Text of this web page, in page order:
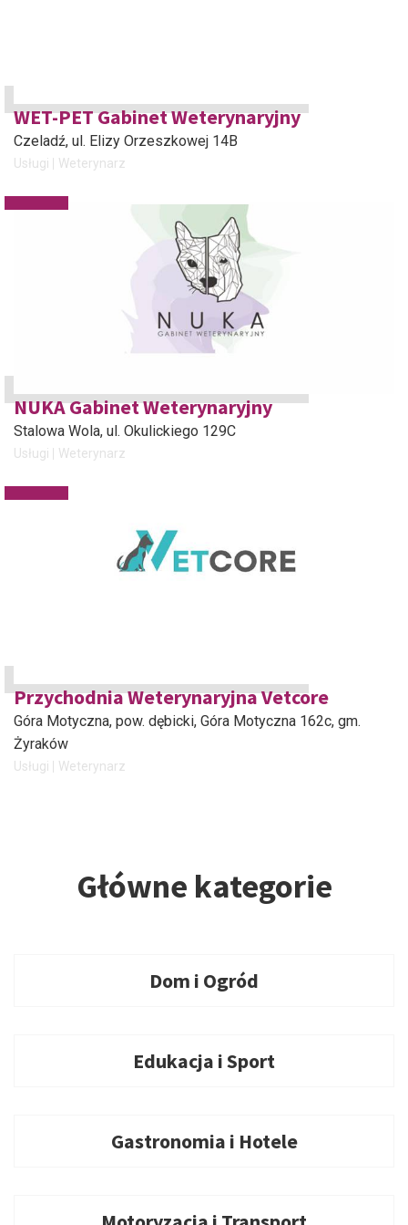
WET-PET Gabinet Weterynaryjny
Czeladź, ul. Elizy Orzeszkowej 14B
Usługi Weterynarz
NUKA Gabinet Weterynaryjny
Stalowa Wola, ul. Okulickiego 129C
Usługi Weterynarz
Przychodnia Weterynaryjna Vetcore
Góra Motyczna, pow. dębicki, Góra Motyczna 162c, gm.
Żyraków
Usługi Weterynarz
Główne kategorie
Dom i Ogród
Edukacja i Sport
Gastronomia i Hotele